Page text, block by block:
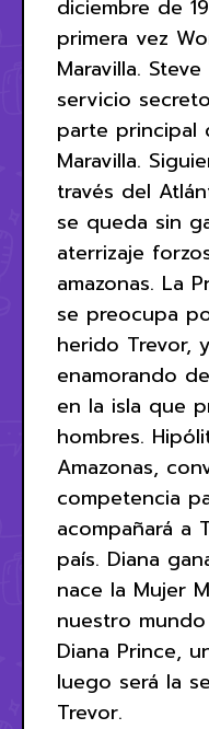
diciembre de
primera vez
Maravilla.
servicio
parte principal
Maravilla.
través del
se queda sin
aterrizaje
amazonas. La
se preocupa
herido Trevor,
enamorando
en la isla que
hombres.
Amazonas,
competencia
acompañará a
país. Diana
nace la Mujer
nuestro
Diana Prince,
luego será la
Trevor.